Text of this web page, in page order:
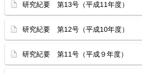
研究紀要 第13号（平成11年度）
研究紀要 第12号（平成10年度）
研究紀要 第11号（平成９年度）